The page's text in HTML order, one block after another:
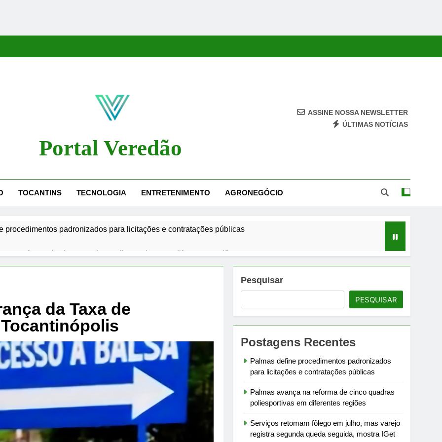
Portal Veredão
ASSINE NOSSA NEWSLETTER
ÚLTIMAS NOTÍCIAS
TOCANTINS TECNOLOGIA ENTRETENIMENTO AGRONEGÓCIO
procedimentos padronizados para licitações e contratações públicas
na reforma de cinco quadras poliesportivas em diferentes regiões
fôlego em julho, mas varejo registra segunda queda seguida, mostra IGet Getnet/Santander
interrompe balsas e fecha canal do Porto de Santos após rajadas de 109 km/h
projeto de Milei sobre propriedade privada após protestos em Buenos Aires
EasyJet por £ 5,7 bilhões e redesenha mercado de baixo custo na Europa
da Taxa de
Pesquisar
PESQUISAR
Postagens Recentes
Palmas define procedimentos padronizados
para licitações e contratações públicas
Palmas avança na reforma de cinco quadras
poliesportivas em diferentes regiões
Serviços retomam fôlego em julho, mas varejo
registra segunda queda seguida, mostra IGet